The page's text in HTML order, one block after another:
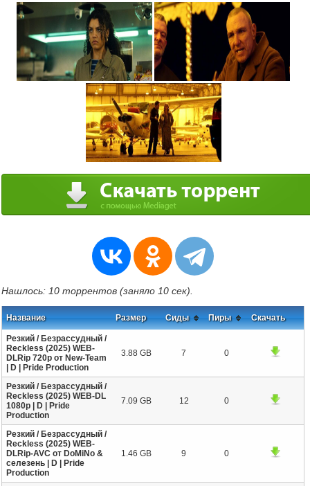
Нашлось: 10 торрентов (заняло 10 сек).
Название Размер Сиды Пиры Скачать
Резкий / Безрассудный /
Reckless (2025) WEB-
DLRip 720p от New-Team
| D | Pride Production
3.88 GB 7 0
Резкий / Безрассудный /
Reckless (2025) WEB-DL
1080p | D | Pride
Production
7.09 GB 12 0
Резкий / Безрассудный /
Reckless (2025) WEB-
DLRip-AVC от DoMiNo &
селезень | D | Pride
Production
1.46 GB 9 0